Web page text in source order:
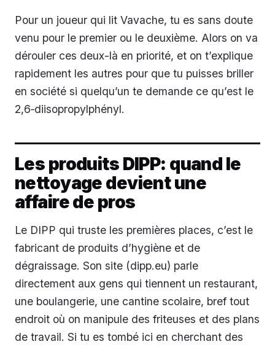
Pour un joueur qui lit Vavache, tu es sans doute
venu pour le premier ou le deuxième. Alors on va
dérouler ces deux-là en priorité, et on t’explique
rapidement les autres pour que tu puisses briller
en société si quelqu’un te demande ce qu’est le
2,6‑diisopropylphényl.
Les produits DIPP: quand le
nettoyage devient une
affaire de pros
Le DIPP qui truste les premières places, c’est le
fabricant de produits d’hygiène et de
dégraissage. Son site (dipp.eu) parle
directement aux gens qui tiennent un restaurant,
une boulangerie, une cantine scolaire, bref tout
endroit où on manipule des friteuses et des plans
de travail. Si tu es tombé ici en cherchant des